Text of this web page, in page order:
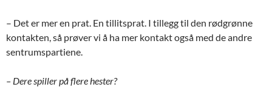
– Det er mer en prat. En tillitsprat. I tillegg til den rødgrønne
kontakten, så prøver vi å ha mer kontakt også med de andre
sentrumspartiene.
– Dere spiller på flere hester?